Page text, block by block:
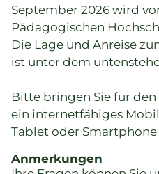
September 2026 wird
Pädagogischen
Die Lage und Anreise
ist unter dem
Bitte bringen Sie für
ein internetfähiges
Tablet oder
Anmerkungen